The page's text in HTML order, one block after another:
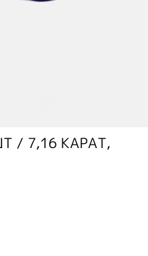
/ 7,16 КАРАТ,